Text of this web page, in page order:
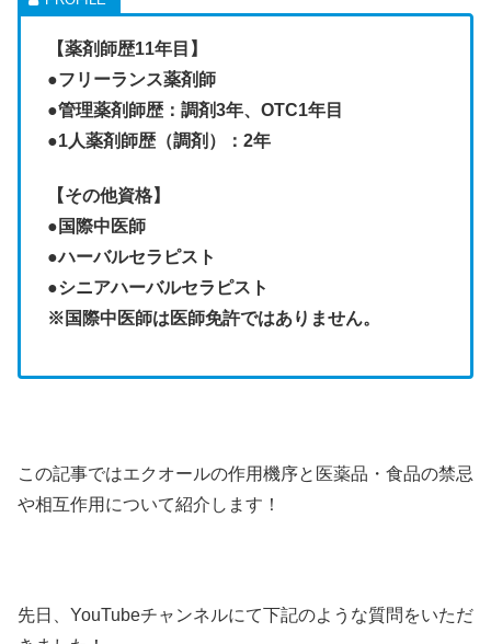
【薬剤師歴11年目】
●フリーランス薬剤師
●管理薬剤師歴：調剤3年、OTC1年目
●1人薬剤師歴（調剤）：2年
【その他資格】
● 国際中医師
●ハーバルセラピスト
●シニアハーバルセラピスト
※国際中医師は医師免許ではありません。
この記事ではエクオールの作用機序と医薬品・食品の禁忌
や相互作用について紹介します！
先日、YouTubeチャンネルにて下記のような質問をいただ